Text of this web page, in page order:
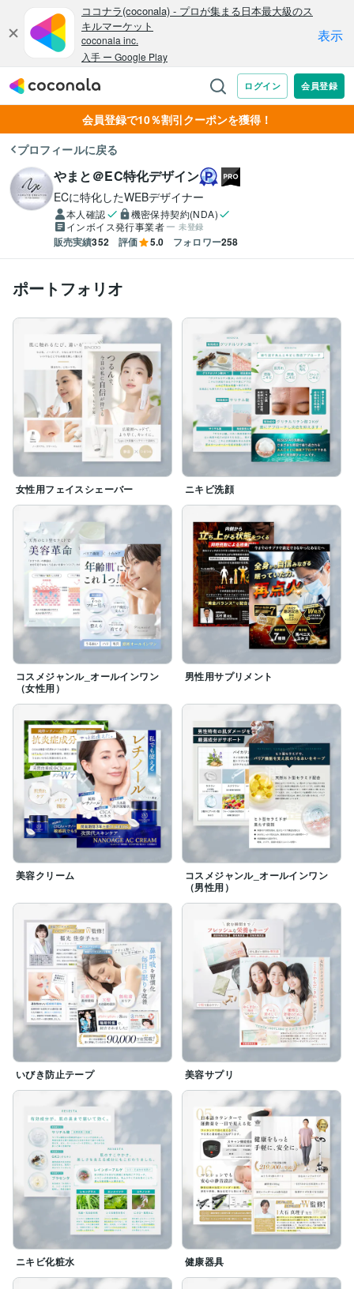
会員登録で10％割引クーポンを獲得！
プロフィールに戻る
やまと＠EC特化デザイン
ECに特化したWEBデザイナー
本人確認
機密保持契約(NDA)
インボイス発行事業者
未登録
販売実績352 評価 5.0 フォロワー258
ポートフォリオ
女性用フェイスシェーバー ニキビ洗顔
コスメジャンル_オールインワン
（女性用）
男性用サプリメント
美容クリーム
コスメジャンル_オールインワン
（男性用）
いびき防止テープ 美容サプリ
ニキビ化粧水 健康器具